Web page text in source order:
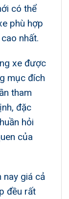
có thể
phù hợp
nhất.
xe được
mục đích
tham
đặc
hỏi
của
nay giá cả
đều rất